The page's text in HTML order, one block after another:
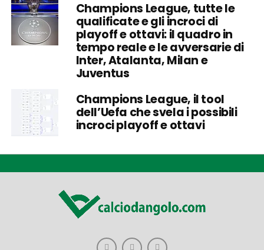
Champions League, tutte le
qualificate e gli incroci di
playoff e ottavi: il quadro in
tempo reale e le avversarie di
Inter, Atalanta, Milan e
Juventus
Champions League, il tool
dell’Uefa che svela i possibili
incroci playoff e ottavi